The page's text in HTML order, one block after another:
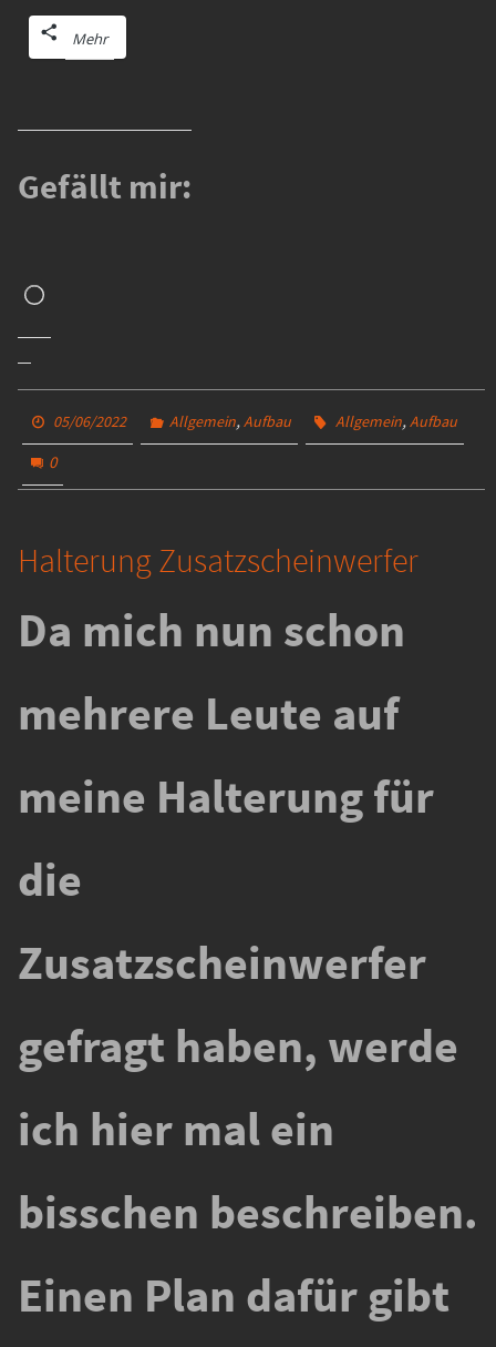
Mehr
Gefällt mir:
geladen …
05/06/2022 Allgemein, Aufbau Allgemein, Aufbau
0
Halterung Zusatzscheinwerfer
Da mich nun schon
mehrere Leute auf
meine Halterung für
die
Zusatzscheinwerfer
gefragt haben, werde
ich hier mal ein
bisschen beschreiben.
Einen Plan dafür gibt